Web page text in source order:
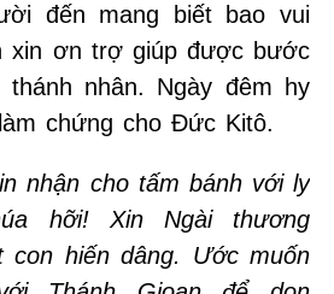
đến mang biết bao vui
xin ơn trợ giúp được bước
nhân. Ngày đêm hy
chứng cho Đức Kitô.
nhận cho tấm bánh với ly
hỡi! Xin Ngài thương
con hiến dâng. Ước muốn